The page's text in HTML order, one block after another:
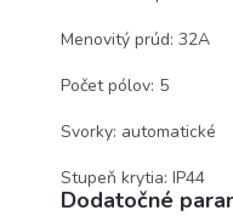
Menovitý prúd: 32A
Počet pólov: 5
Svorky: automatické
Stupeň krytia: IP44
Dodatočné